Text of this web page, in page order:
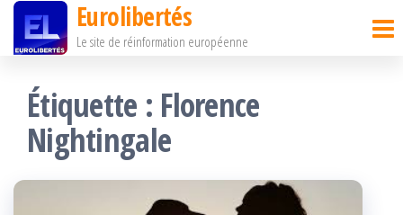
Passer
contenu
Eurolibertés
Le site de réinformation européenne
Étiquette : Florence
Nightingale